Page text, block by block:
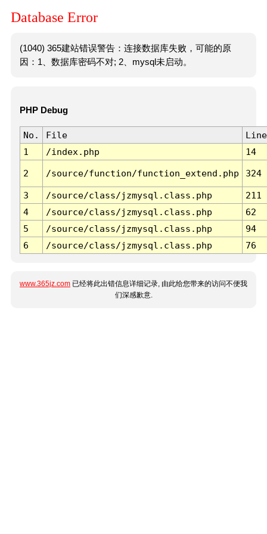
Database Error
(1040) 365建站错误警告：连接数据库失败，可能的原
因：1、数据库密码不对; 2、mysql未启动。
PHP Debug
No. File
Line
1
/index.php 14
2 /source/function/function_extend.php 324
3 /source/class/jzmysql.class.php
211
4
/source/class/jzmysql.class.php
62
5
/source/class/jzmysql.class.php
94
6
/source/class/jzmysql.class.php 76
www.365jz.com 已经将此出错信息详细记录, 由此给您带来的访问不便我
们深感歉意.